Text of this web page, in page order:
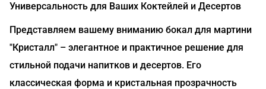
Универсальность для Ваших Коктейлей и Десертов
Представляем вашему вниманию бокал для мартини
"Кристалл" – элегантное и практичное решение для
стильной подачи напитков и десертов. Его
классическая форма и кристальная прозрачность